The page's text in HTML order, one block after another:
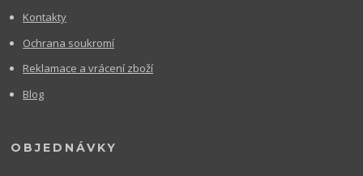
Kontakty
Ochrana soukromí
Reklamace a vrácení zboží
Blog
OBJEDNÁVKY